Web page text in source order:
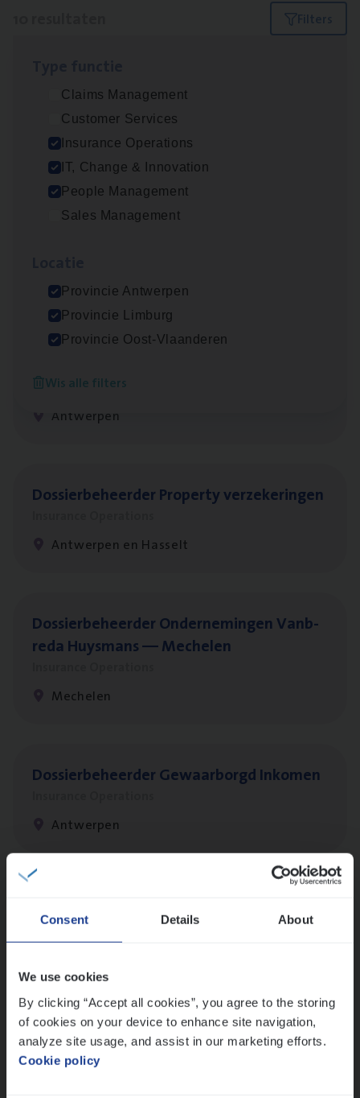
Consent Details About
We use cookies
By clicking “Accept all cookies”, you agree to the storing
of cookies on your device to enhance site navigation,
analyze site usage, and assist in our marketing efforts.
Cookie policy
Filters
Claims Management
Customer Services
Insurance Operations
IT, Change & Innovation
People Management
Sales Management
Provincie Antwerpen
Provincie Limburg
Provincie Oost-Vlaanderen
Wis alle filters
Test Ana­lyst
IT, Change & Innovation
Antwerpen
Busi­ness Analyst
Dos­sier­be­heer­der ver­ze­ke­rin­gen — Soci­al
Insurance Operations
Antwerpen
Dos­sier­be­heer­der Pro­per­ty verzekeringen
Antwerpen en Hasselt
Dos­sier­be­heer­der Onder­ne­min­gen Van­b­
re­da Huys­mans — Mechelen
Mechelen
Dos­sier­be­heer­der Gewaar­borgd Inkomen
Antwerpen
Insurance Operations
Busi­ness Mana­ger Mari­ne Cargo
People Management, Sales Management